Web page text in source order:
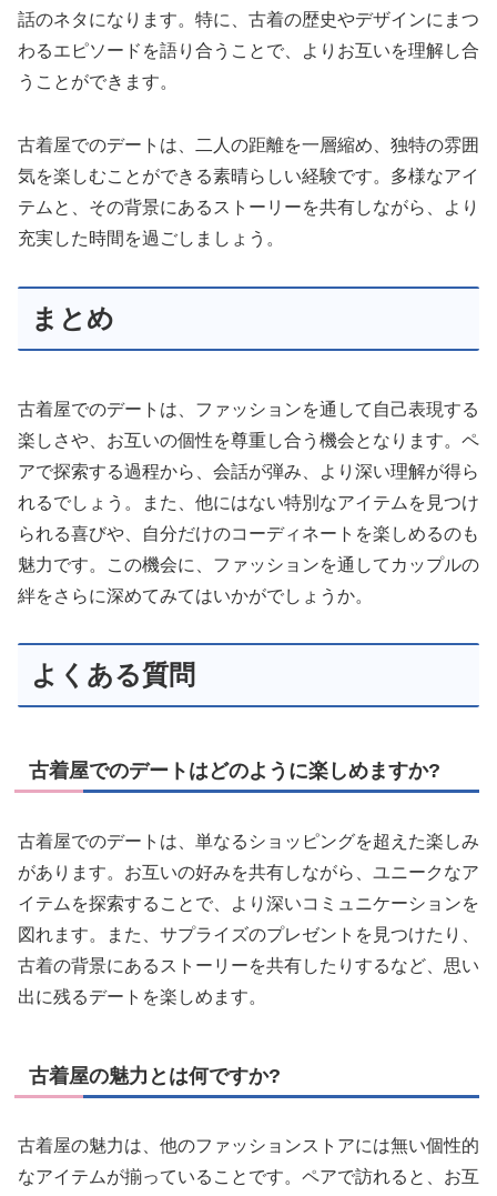
話のネタになります。特に、古着の歴史やデザインにまつ
わるエピソードを語り合うことで、よりお互いを理解し合
うことができます。
古着屋でのデートは、二人の距離を一層縮め、独特の雰囲
気を楽しむことができる素晴らしい経験です。多様なアイ
テムと、その背景にあるストーリーを共有しながら、より
充実した時間を過ごしましょう。
まとめ
古着屋でのデートは、ファッションを通して自己表現する
楽しさや、お互いの個性を尊重し合う機会となります。ペ
アで探索する過程から、会話が弾み、より深い理解が得ら
れるでしょう。また、他にはない特別なアイテムを見つけ
られる喜びや、自分だけのコーディネートを楽しめるのも
魅力です。この機会に、ファッションを通してカップルの
絆をさらに深めてみてはいかがでしょうか。
よくある質問
古着屋でのデートはどのように楽しめますか?
古着屋でのデートは、単なるショッピングを超えた楽しみ
があります。お互いの好みを共有しながら、ユニークなア
イテムを探索することで、より深いコミュニケーションを
図れます。また、サプライズのプレゼントを見つけたり、
古着の背景にあるストーリーを共有したりするなど、思い
出に残るデートを楽しめます。
古着屋の魅力とは何ですか?
古着屋の魅力は、他のファッションストアには無い個性的
なアイテムが揃っていることです。ペアで訪れると、お互